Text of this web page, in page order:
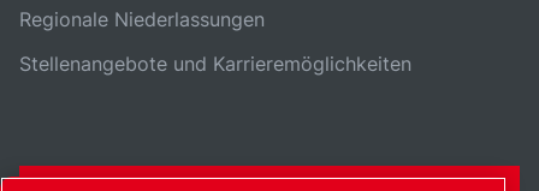
Regionale Niederlassungen
Stellenangebote und Karrieremöglichkeiten